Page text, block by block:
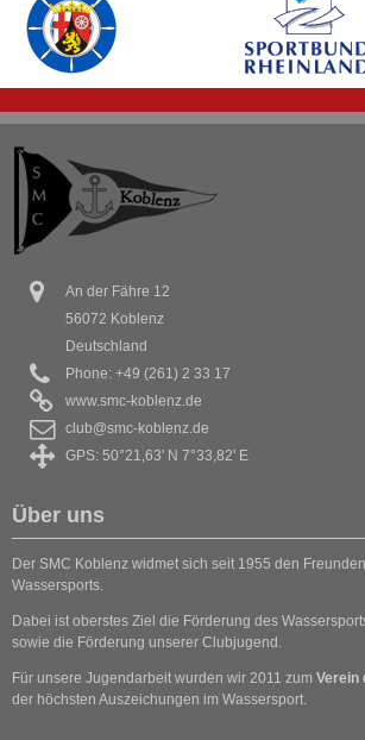
An der Fähre 12
56072 Koblenz
Deutschland
Phone: +49 (261) 2 33 17
www.smc-koblenz.de
club@smc-koblenz.de
GPS: 50°21,63' N 7°33,82' E
Über uns
Der SMC Koblenz widmet sich seit 1955 den
Wassersports.
Dabei ist oberstes Ziel die Förderung des
sowie die Förderung unserer Clubjugend.
Für unsere Jugendarbeit wurden wir 2011 zum Verein
der höchsten Auszeichungen im Wassersport.